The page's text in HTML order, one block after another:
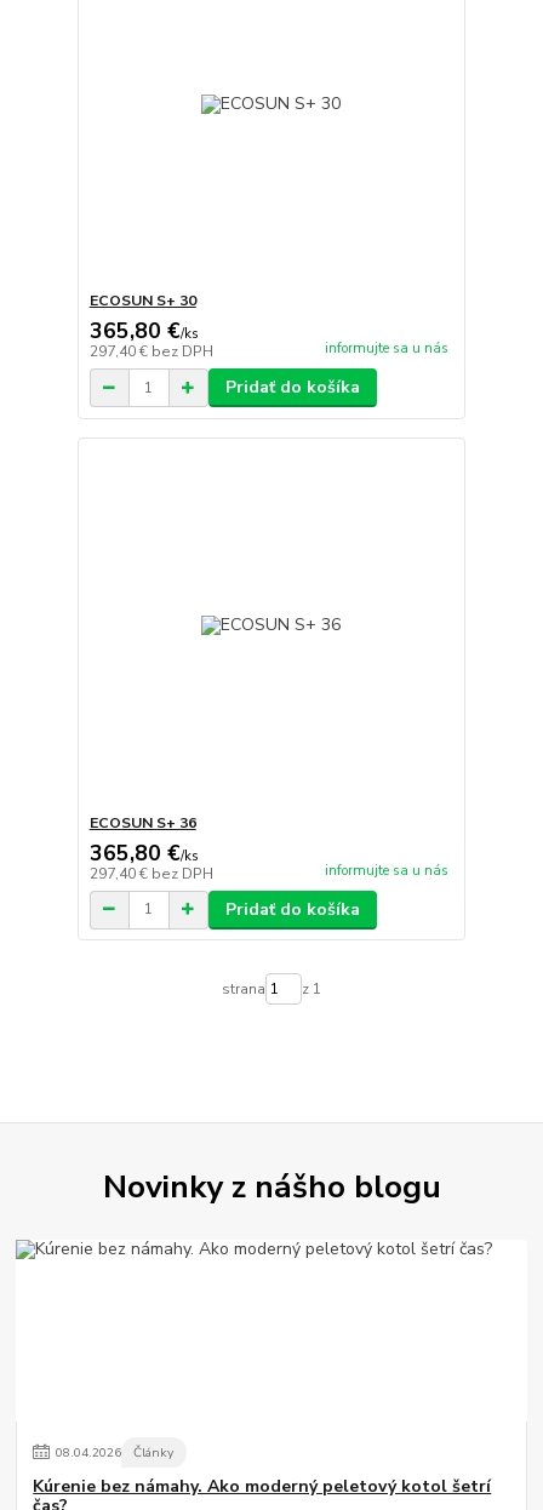
ECOSUN S+ 30
365,80 €/ks
297,40 € bez DPH informujte sa u nás
Pridať do košíka
ECOSUN S+ 36
365,80 €/ks
297,40 € bez DPH informujte sa u nás
Pridať do košíka
strana z 1
Novinky z nášho blogu
08.04.2026 Články
Kúrenie bez námahy. Ako moderný peletový kotol šetrí